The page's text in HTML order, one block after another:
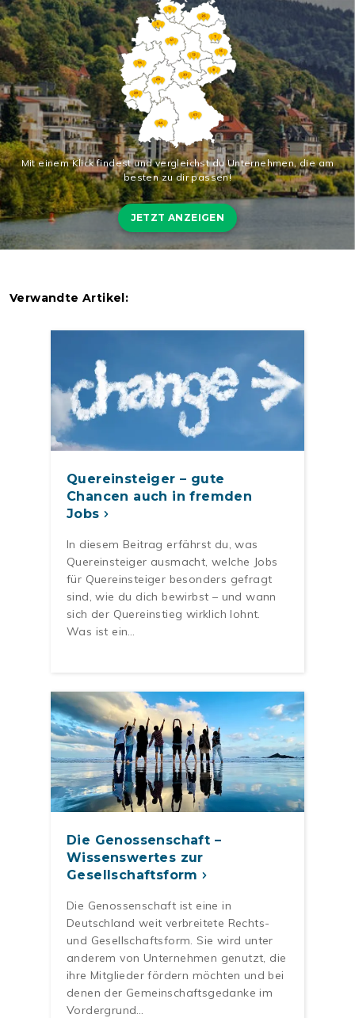
Mit einem Klick findest und vergleichst du Unternehmen, die am
besten zu dir passen!
JETZT ANZEIGEN
Verwandte Artikel:
Quereinsteiger – gute
Chancen auch in fremden
Jobs
In diesem Beitrag erfährst du, was
Quereinsteiger ausmacht, welche Jobs
für Quereinsteiger besonders gefragt
sind, wie du dich bewirbst – und wann
sich der Quereinstieg wirklich lohnt.
Was ist ein…
Die Genossenschaft –
Wissenswertes zur
Gesellschaftsform
Die Genossenschaft ist eine in
Deutschland weit verbreitete Rechts-
und Gesellschaftsform. Sie wird unter
anderem von Unternehmen genutzt, die
ihre Mitglieder fördern möchten und bei
denen der Gemeinschaftsgedanke im
Vordergrund…